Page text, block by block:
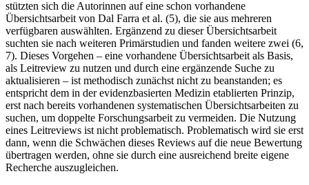
stützten sich die Autorinnen auf eine schon vorhandene
Übersichtsarbeit von Dal Farra et al. (5), die sie aus mehreren
verfügbaren auswählten. Ergänzend zu dieser Übersichtsarbeit
suchten sie nach weiteren Primärstudien und fanden weitere zwei (6,
7). Dieses Vorgehen – eine vorhandene Übersichtsarbeit als Basis,
als Leitreview zu nutzen und durch eine ergänzende Suche zu
aktualisieren – ist methodisch zunächst nicht zu beanstanden; es
entspricht dem in der evidenzbasierten Medizin etablierten Prinzip,
erst nach bereits vorhandenen systematischen Übersichtsarbeiten zu
suchen, um doppelte Forschungsarbeit zu vermeiden. Die Nutzung
eines Leitreviews ist nicht problematisch. Problematisch wird sie erst
dann, wenn die Schwächen dieses Reviews auf die neue Bewertung
übertragen werden, ohne sie durch eine ausreichend breite eigene
Recherche auszugleichen.